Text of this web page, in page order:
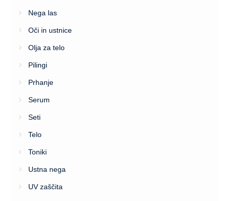
Nega las
Oči in ustnice
Olja za telo
Pilingi
Prhanje
Serum
Seti
Telo
Toniki
Ustna nega
UV zaščita